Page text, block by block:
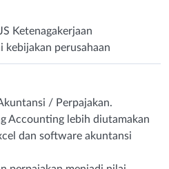
Ketenagakerjaan
kebijakan perusahaan
/ Perpajakan.
Accounting lebih diutamakan
dan software akuntansi